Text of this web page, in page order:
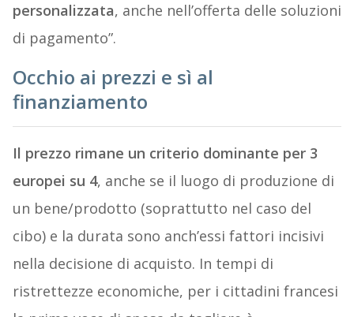
personalizzata, anche nell’offerta delle soluzioni
di pagamento”.
Occhio ai prezzi e sì al
finanziamento
Il prezzo rimane un criterio dominante per 3
europei su 4, anche se il luogo di produzione di
un bene/prodotto (soprattutto nel caso del
cibo) e la durata sono anch’essi fattori incisivi
nella decisione di acquisto. In tempi di
ristrettezze economiche, per i cittadini francesi